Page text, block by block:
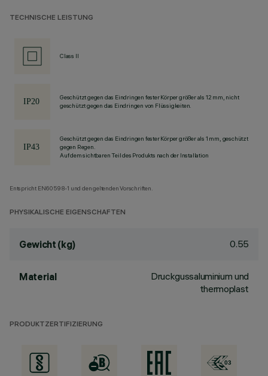
TECHNISCHE LEISTUNG
Class II
Geschützt gegen das Eindringen fester Körper größer als 12 mm, nicht
geschützt gegen das Eindringen von Flüssigkeiten.
Geschützt gegen das Eindringen fester Körper größer als 1 mm, geschützt
gegen Regen.
Auf dem sichtbaren Teil des Produkts nach der Installation
Entspricht EN60598-1 und den geltenden Vorschriften.
PHYSIKALISCHE EIGENSCHAFTEN
Gewicht (kg) 0.55
Material
Druckgussaluminium und
thermoplast
PRODUKTZERTIFIZIERUNG